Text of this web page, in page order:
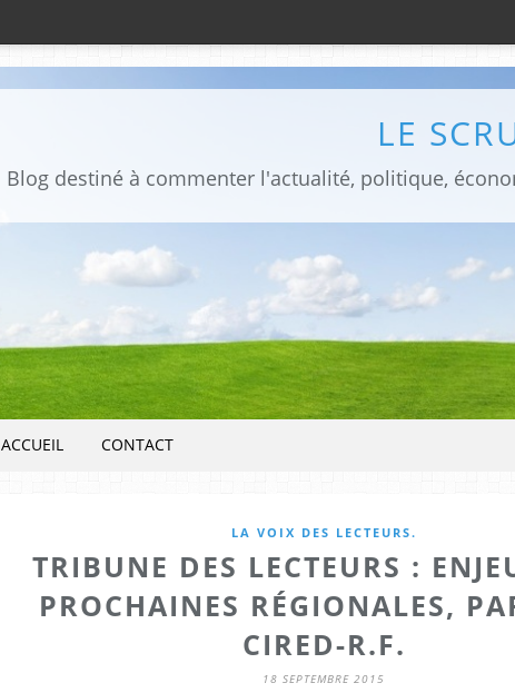
LE
ACCUEIL CONTACT
LA VOIX DES LECTEURS.
TRIBUNE DES LECTEURS :
PROCHAINES RÉGIONALES,
CIRED-R.F.
18 SEPTEMBRE 2015